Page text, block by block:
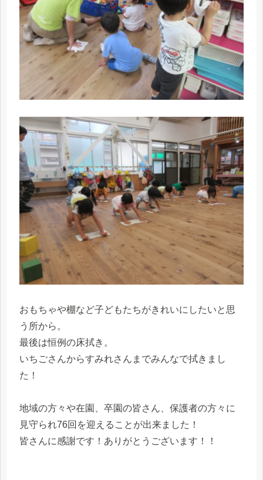
おもちゃや棚など子どもたちがきれいにしたいと思
う所から。
最後は恒例の床拭き。
いちごさんからすみれさんまでみんなで拭きまし
た！
地域の方々や在園、卒園の皆さん、保護者の方々に
見守られ76回を迎えることが出来ました！
皆さんに感謝です！ありがとうございます！！